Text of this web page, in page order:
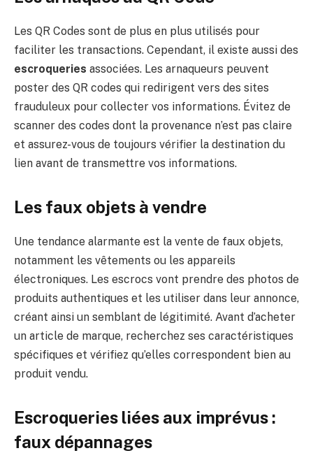
Les QR Codes sont de plus en plus utilisés pour
faciliter les transactions. Cependant, il existe aussi des
escroqueries associées. Les arnaqueurs peuvent
poster des QR codes qui redirigent vers des sites
frauduleux pour collecter vos informations. Évitez de
scanner des codes dont la provenance n’est pas claire
et assurez-vous de toujours vérifier la destination du
lien avant de transmettre vos informations.
Les faux objets à vendre
Une tendance alarmante est la vente de faux objets,
notamment les vêtements ou les appareils
électroniques. Les escrocs vont prendre des photos de
produits authentiques et les utiliser dans leur annonce,
créant ainsi un semblant de légitimité. Avant d’acheter
un article de marque, recherchez ses caractéristiques
spécifiques et vérifiez qu’elles correspondent bien au
produit vendu.
Escroqueries liées aux imprévus :
faux dépannages